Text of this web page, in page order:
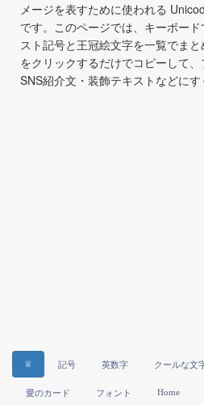
メージを表すために使われる
です。このページでは、キーボー
スト記号と王冠絵文字を一覧でま
をクリックするだけでコピーして
SNS紹介文・装飾テキストなどにす
♕ 記号 英数字 クールな文
愛のカード フォント Home